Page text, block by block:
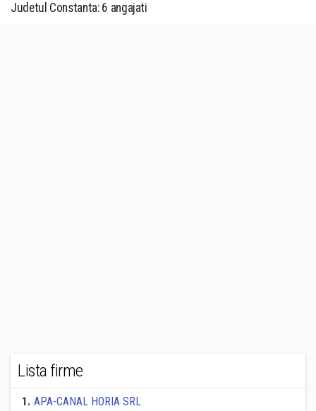
Judetul Constanta: 6 angajati
Lista firme
1. APA-CANAL HORIA SRL